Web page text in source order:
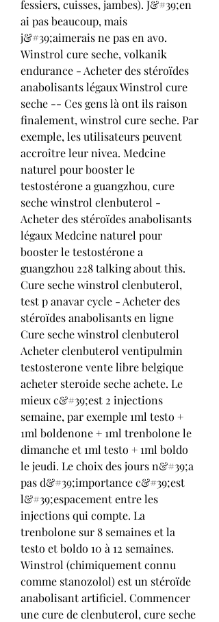
fessiers, cuisses, jambes). J&#39;en
ai pas beaucoup, mais
j&#39;aimerais ne pas en avo.
Winstrol cure seche, volkanik
endurance - Acheter des stéroïdes
anabolisants légaux Winstrol cure
seche -- Ces gens là ont ils raison
finalement, winstrol cure seche. Par
exemple, les utilisateurs peuvent
accroître leur nivea. Medcine
naturel pour booster le
testostérone a guangzhou, cure
seche winstrol clenbuterol -
Acheter des stéroïdes anabolisants
légaux Medcine naturel pour
booster le testostérone a
guangzhou 228 talking about this.
Cure seche winstrol clenbuterol,
test p anavar cycle - Acheter des
stéroïdes anabolisants en ligne
Cure seche winstrol clenbuterol
Acheter clenbuterol ventipulmin
testosterone vente libre belgique
acheter steroide seche achete. Le
mieux c&#39;est 2 injections
semaine, par exemple 1ml testo +
1ml boldenone + 1ml trenbolone le
dimanche et 1ml testo + 1ml boldo
le jeudi. Le choix des jours n&#39;a
pas d&#39;importance c&#39;est
l&#39;espacement entre les
injections qui compte. La
trenbolone sur 8 semaines et la
testo et boldo 10 à 12 semaines.
Winstrol (chimiquement connu
comme stanozolol) est un stéroïde
anabolisant artificiel. Commencer
une cure de clenbuterol, cure seche